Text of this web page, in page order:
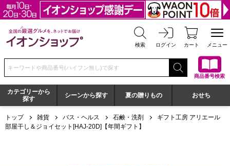
全国の厳選グルメを、ネットでお届け イオンショップ
検索 ログイン カート メニュー
検索キーワードまたは商品番号を入力してください
商品番号検索
カテゴリーから
探す
シーンから探す 夏の贈りもの おせち
トップ 雑貨 バス・ヘルス 石鹸・洗剤
ギフト工房 アリエール
部屋干し＆ジョイセット[HAJ-20D]【年間ギフト】